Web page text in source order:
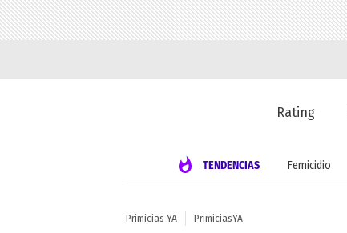
Rating
TENDENCIAS Femicidio
Primicias YA PrimiciasYA